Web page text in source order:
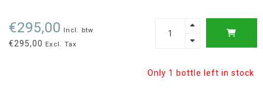
€295,00 Incl. btw
€295,00 Excl. Tax
Only 1 bottle left in stock